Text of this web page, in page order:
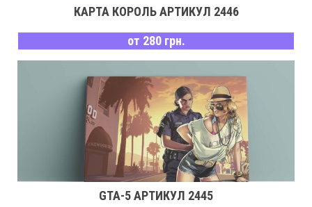
КАРТА КОРОЛЬ АРТИКУЛ 2446
от 280 грн.
GTA-5 АРТИКУЛ 2445